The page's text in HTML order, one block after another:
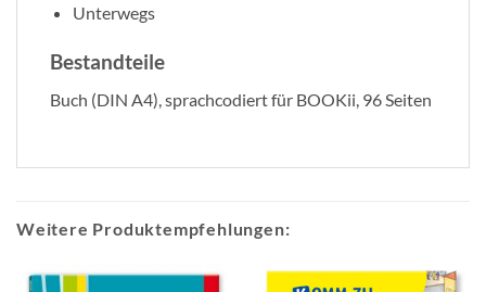
Unterwegs
Bestandteile
Buch (DIN A4), sprachcodiert für BOOKii, 96 Seiten
Weitere Produktempfehlungen: